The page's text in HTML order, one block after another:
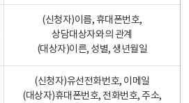
(신청자)이름, 휴대폰번호,
상담대상자와의 관계
(대상자)이른, 성별, 생년월일
(신청자)유선전화번호, 이메일
(대상자)휴대폰번호, 전화번호, 주소,